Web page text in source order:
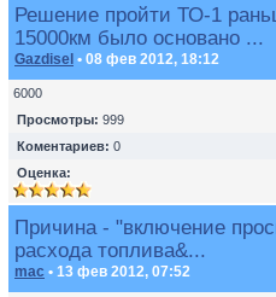
Решение пройти ТО-1
15000км было основано ...
Gazdisel • 08 фев 2012, 18:12
6000
Просмотры: 999
Коментариев: 0
Оценка:
Причина - "включение
расхода топлива&...
mac • 13 фев 2012, 07:52